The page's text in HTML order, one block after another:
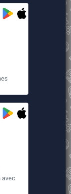
avec